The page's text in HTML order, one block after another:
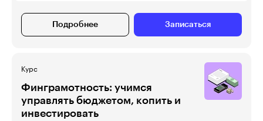
Подробнее Записаться
Курс
Финграмотность: учимся
управлять бюджетом, копить и
инвестировать